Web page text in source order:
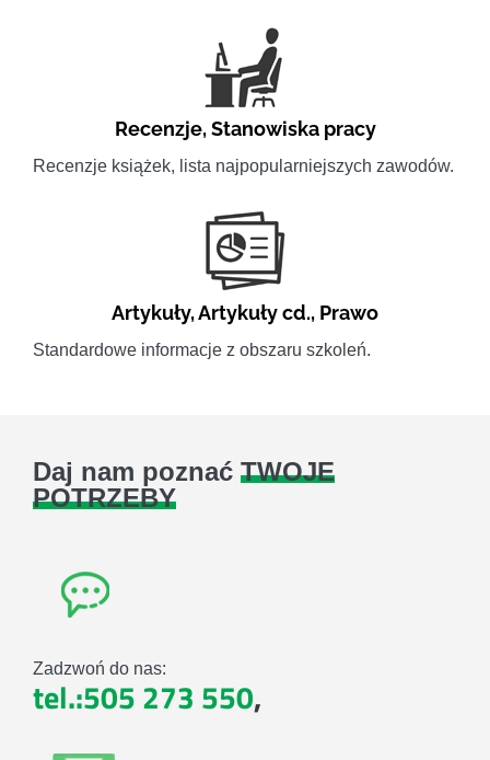
Recenzje,Stanowiska pracy
Recenzje książek, lista najpopularniejszych zawodów.
Artykuły,Artykuły cd., Prawo
Standardowe informacje z obszaru szkoleń.
Daj nam poznać TWOJE
POTRZEBY
Zadzwoń do nas:
tel.:505 273 550,